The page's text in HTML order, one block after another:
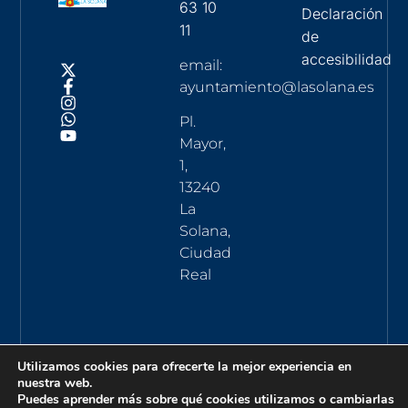
63 10
11
email:
ayuntamiento@lasolana.es
Pl.
Mayor,
1,
13240
La
Solana,
Ciudad
Real
Declaración
de
accesibilidad
Utilizamos cookies para ofrecerte la mejor experiencia en
nuestra web.
Puedes aprender más sobre qué cookies utilizamos o cambiarlas